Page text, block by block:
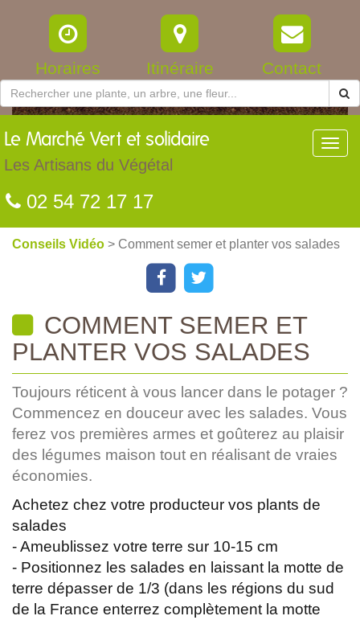
Horaires Itinéraire Contact
Le Marché Vert et solidaire
Les Artisans du Végétal
02 54 72 17 17
Conseils Vidéo > Comment semer et planter vos salades
COMMENT SEMER ET
PLANTER VOS SALADES
Toujours réticent à vous lancer dans le potager ?
Commencez en douceur avec les salades. Vous
ferez vos premières armes et goûterez au plaisir
des légumes maison tout en réalisant de vraies
économies.
Achetez chez votre producteur vos plants de
salades
- Ameublissez votre terre sur 10-15 cm
- Positionnez les salades en laissant la motte de
terre dépasser de 1/3 (dans les régions du sud
de la France enterrez complètement la motte